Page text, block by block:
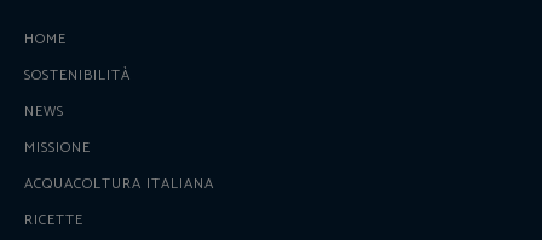
HOME
SOSTENIBILITÀ
NEWS
MISSIONE
ACQUACOLTURA ITALIANA
RICETTE